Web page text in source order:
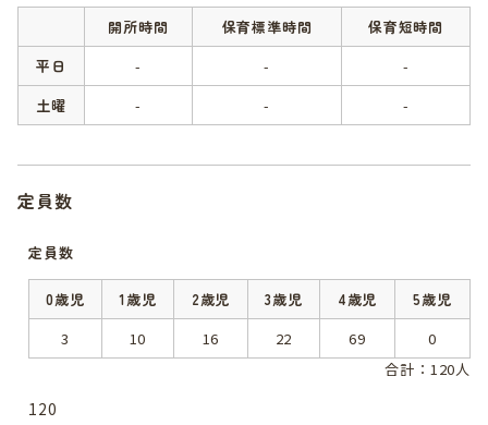
開所時間 保育標準時間
保育短時間
平日
- -
-
土曜
- - -
定員数
定員数
0歳児 1歳児 2歳児 3歳児 4歳児
5歳児
3
10 16 22 69
0
合計：120人
120